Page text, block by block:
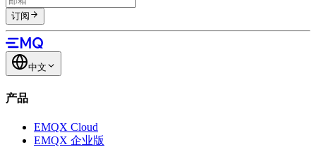
订阅
中文
产品
EMQX Cloud
EMQX 企业版